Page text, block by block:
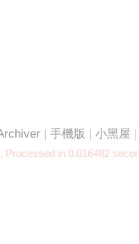
| 手機版 | 小黑屋 |
, Processed in 0.016482